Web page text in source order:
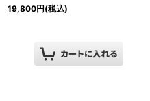
19,800円(税込)